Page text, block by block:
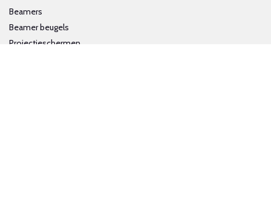
Beamers
Beamer beugels
Projectieschermen